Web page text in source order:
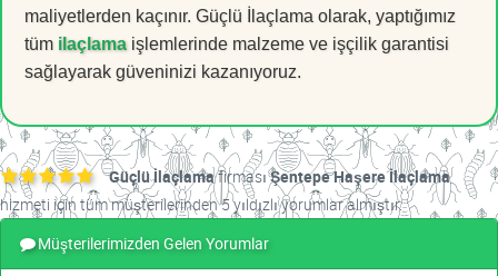
maliyetlerden kaçınır. Güçlü İlaçlama olarak, yaptığımız
tüm ilaçlamaişlemlerinde malzeme ve işçilik garantisi
sağlayarak güveninizi kazanıyoruz.
Güçlü İlaçlamafirmasıŞentepe Haşere İlaçlama
hizmeti için tüm müşterilerinden 5 yıldızlı yorumlar almıştır.
Müşterilerimizden Gelen Yorumlar